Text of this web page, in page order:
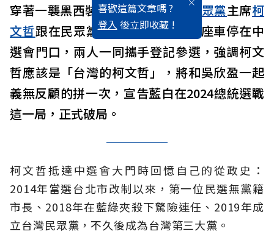
喜歡這篇文章嗎 ?
登入 後立即收藏 !
穿著一襲黑西裝，別著KP胸章，民眾黨主席柯
文哲跟在民眾黨立委吳欣盈身後，座車停在中
選會門口，兩人一同攜手登記參選，強調柯文
哲應該是「台灣的柯文哲」，將和吳欣盈一起
義無反顧的拼一次，宣告藍白在2024總統選戰
這一局，正式破局。
柯文哲抵達中選會大門時回憶自己的從政史：
2014年當選台北市改制以來，第一位民選無黨籍
市長、2018年在藍綠夾殺下驚險連任、2019年成
立台灣民眾黨，不久後成為台灣第三大黨。